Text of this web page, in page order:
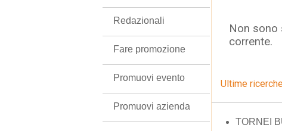
Non sono
corrente.
Ultime
TORNEI
Redazionali
Fare promozione
Promuovi evento
Promuovi azienda